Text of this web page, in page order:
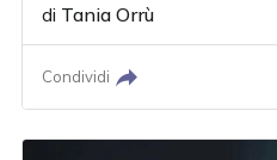
di Tania Orrù
Condividi